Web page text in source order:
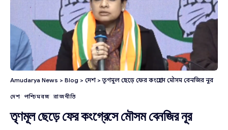
Amudarya News > Blog > দেশ>তৃণমূল ছেড়ে ফের কংগ্রেসে মৌসম বেনজির নূর
দেশ পশ্চিমবঙ্গ রাজনীতি
তৃণমূল ছেড়ে ফের কংগ্রেসে মৌসম বেনজির নূর